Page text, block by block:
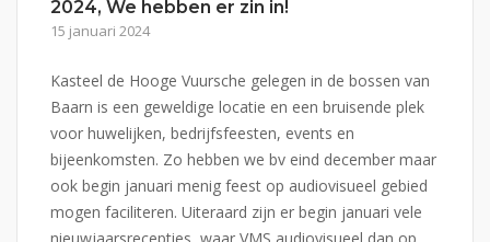
2024, We hebben er zin in!
15 januari 2024
Kasteel de Hooge Vuursche gelegen in de bossen van
Baarn is een geweldige locatie en een bruisende plek
voor huwelijken, bedrijfsfeesten, events en
bijeenkomsten. Zo hebben we bv eind december maar
ook begin januari menig feest op audiovisueel gebied
mogen faciliteren. Uiteraard zijn er begin januari vele
nieuwjaarsrecepties, waar VMS audiovisueel dan op